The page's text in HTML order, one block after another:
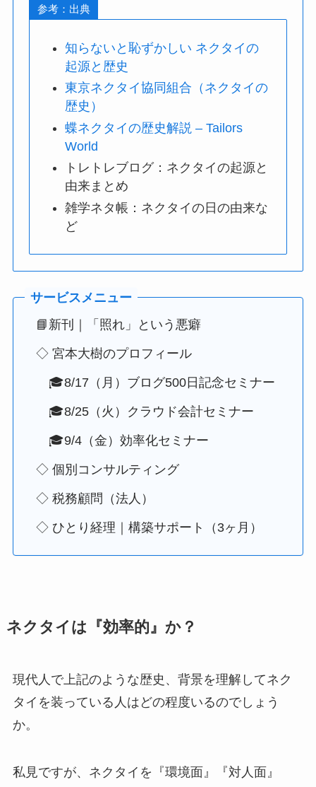
参考：出典
知らないと恥ずかしい ネクタイの
起源と歴史
東京ネクタイ協同組合（ネクタイの
歴史）
蝶ネクタイの歴史解説 – Tailors
World
トレトレブログ：ネクタイの起源と
由来まとめ
雑学ネタ帳：ネクタイの日の由来な
ど
📘新刊｜「照れ」という悪癖
◇ 宮本大樹のプロフィール
🎓8/17（月）ブログ500日記念セミナー
🎓8/25（火）クラウド会計セミナー
🎓9/4（金）効率化セミナー
◇ 個別コンサルティング
◇ 税務顧問（法人）
◇ ひとり経理｜構築サポート（3ヶ月）
ネクタイは『効率的』か？
現代人で上記のような歴史、背景を理解してネク
タイを装っている人はどの程度いるのでしょう
か。
私見ですが、ネクタイを『環境面』『対人面』